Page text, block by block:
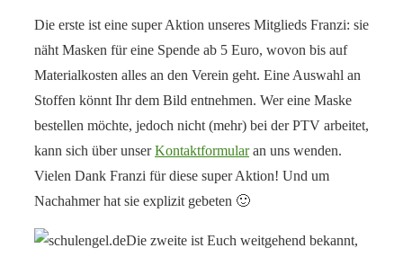
Die erste ist eine super Aktion unseres Mitglieds Franzi: sie
näht Masken für eine Spende ab 5 Euro, wovon bis auf
Materialkosten alles an den Verein geht. Eine Auswahl an
Stoffen könnt Ihr dem Bild entnehmen. Wer eine Maske
bestellen möchte, jedoch nicht (mehr) bei der PTV arbeitet,
kann sich über unserKontaktformularan uns wenden.
Vielen Dank Franzi für diese super Aktion! Und um
Nachahmer hat sie explizit gebeten 🙂
Die zweite ist Euch weitgehend bekannt,